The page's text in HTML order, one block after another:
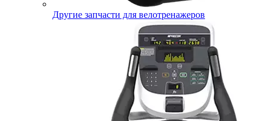
Другие запчасти для велотренажеров